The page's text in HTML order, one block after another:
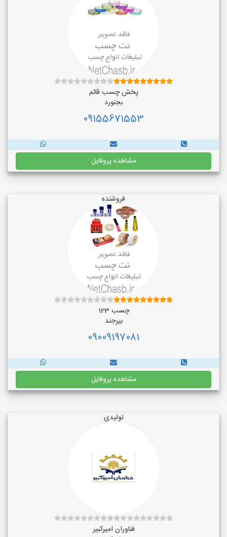
پخش چسب قائم
بجنورد
09155671553
مشاهده پروفایل
فروشنده
چسب 123
بیرجند
09009197081
مشاهده پروفایل
تولیدی
فناوران امیرکبیر